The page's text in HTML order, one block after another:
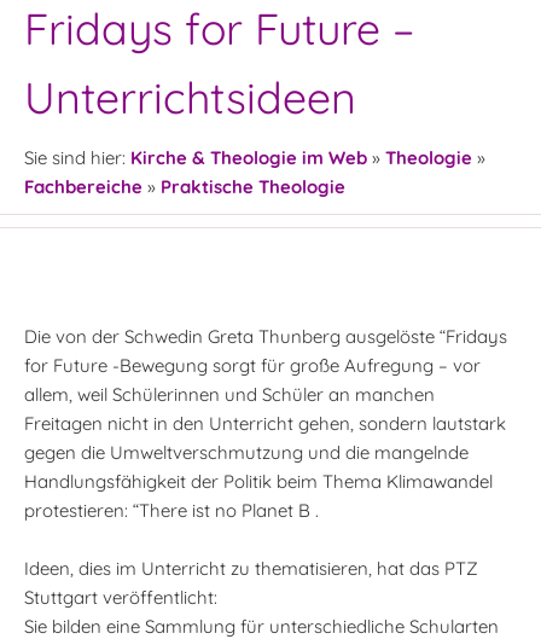
Fridays for Future –
Unterrichtsideen
Sie sind hier: Kirche & Theologie im Web » Theologie »
Fachbereiche » Praktische Theologie
Die von der Schwedin Greta Thunberg ausgelöste “Fridays
for Future -Bewegung sorgt für große Aufregung – vor
allem, weil Schülerinnen und Schüler an manchen
Freitagen nicht in den Unterricht gehen, sondern lautstark
gegen die Umweltverschmutzung und die mangelnde
Handlungsfähigkeit der Politik beim Thema Klimawandel
protestieren: “There ist no Planet B .
Ideen, dies im Unterricht zu thematisieren, hat das PTZ
Stuttgart veröffentlicht:
Sie bilden eine Sammlung für unterschiedliche Schularten